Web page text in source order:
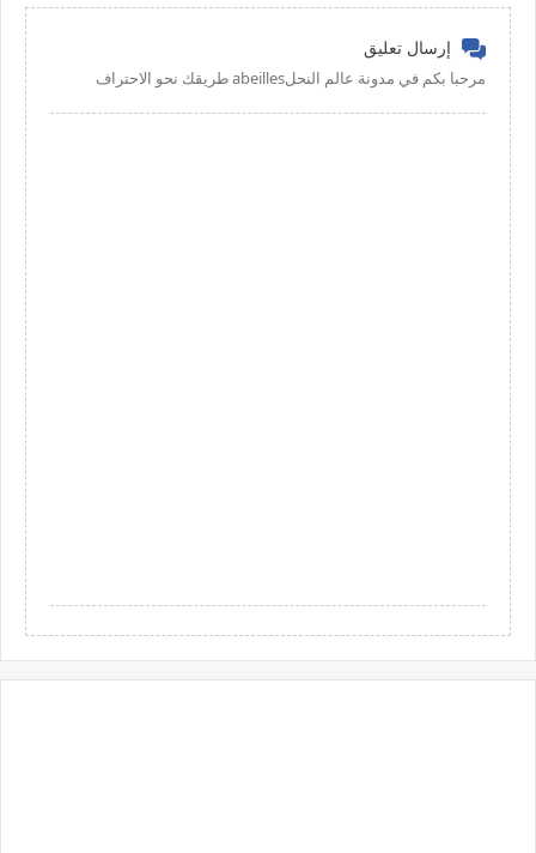
إرسال تعليق
مرحبا بكم في مدونة عالم النحلabeilles طريقك نحو الاحتراف